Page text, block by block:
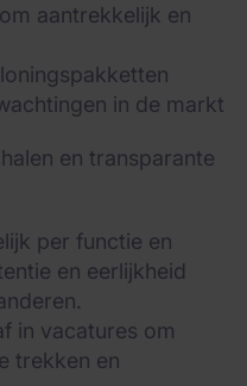
aantrekkelijk en
in de markt
en transparante
per functie en
en eerlijkheid
in vacatures om
trekken en